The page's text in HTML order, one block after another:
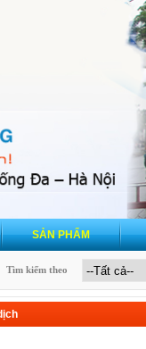
SẢN PHẨM
Tìm kiếm theo